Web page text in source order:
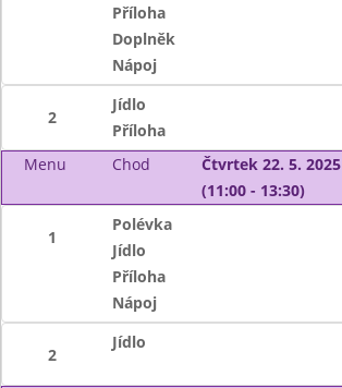
Příloha
Doplněk
Nápoj
2
Jídlo
Příloha
Menu
Chod
Čtvrtek 22. 5. 2025
(11:00 - 13:30)
1
Polévka
Jídlo
Příloha
Nápoj
2
Jídlo